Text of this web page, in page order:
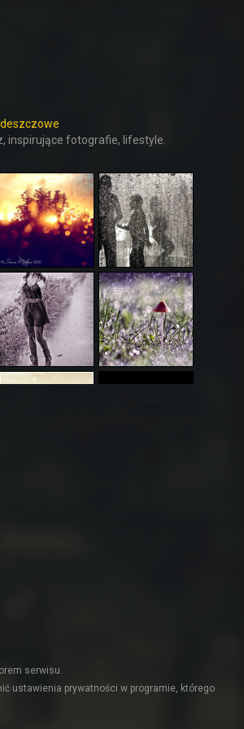
inspirujące fotografie, lifestyle.
serwisu.
ustawienia prywatności w programie, którego